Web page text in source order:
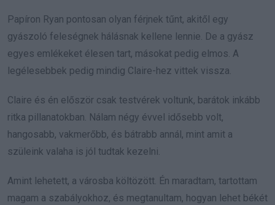
Papíron Ryan pontosan olyan férjnek tűnt, akitől egy
gyászoló feleségnek hálásnak kellene lennie. De a gyász
egyes emlékeket élesen tart, másokat pedig elmos. A
legélesebbek pedig mindig Claire-hez vittek vissza.
Claire és én először csak testvérek voltunk, barátok inkább
ritka pillanatokban. Nálam négy évvel idősebb volt,
hangosabb, vakmerőbb, és bátrabb annál, mint amit a
szüleink valaha is jól tudtak kezelni.
Amint lehetett, a városba költözött. Én maradtam, tartottam
magam a szabályokhoz, és megtanultam, hogyan lehet békét